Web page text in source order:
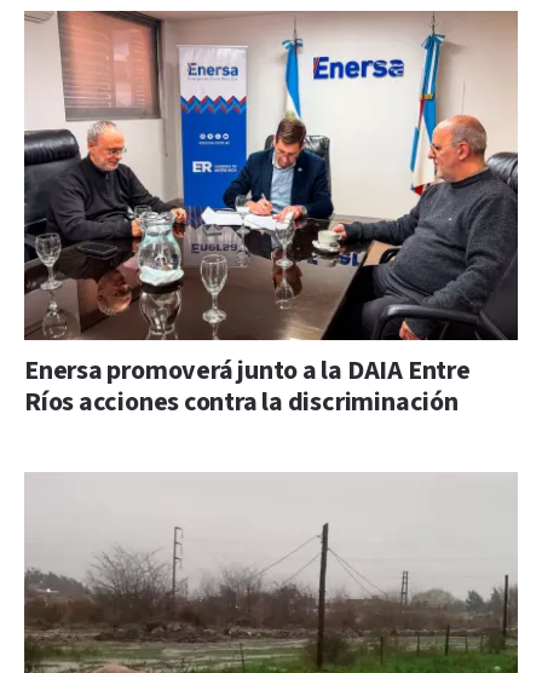
Enersa promoverá junto a la DAIA Entre
Ríos acciones contra la discriminación